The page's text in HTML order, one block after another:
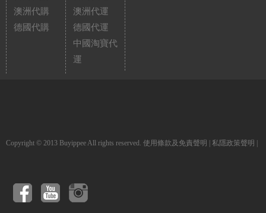
澳洲代購
德國代購
澳洲代運
德國代運
中國淘寶代
運
Copyright © 2013 Buyippee All rights reserved. 使用條款及免責聲明 私隱政策聲明